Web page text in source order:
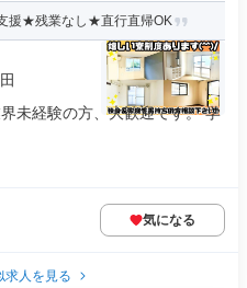
援★残業なし★直行直帰OK
未経験の方、大歓迎です。 学
気になる
求人を見る